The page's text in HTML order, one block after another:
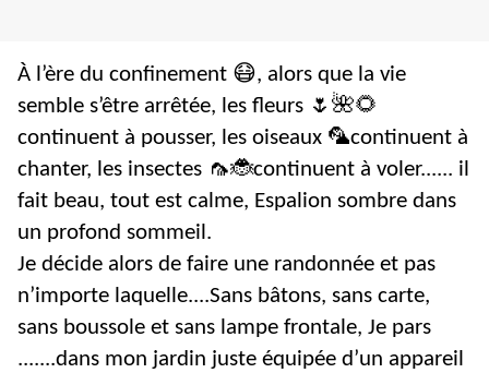
À l’ère du confinement 😷, alors que la vie
semble s’être arrêtée, les fleurs 🌷🌺🌻
continuent à pousser, les oiseaux 🦜continuent à
chanter, les insectes 🦟🐞continuent à voler...... il
fait beau, tout est calme, Espalion sombre dans
un profond sommeil.
Je décide alors de faire une randonnée et pas
n’importe laquelle....Sans bâtons, sans carte,
sans boussole et sans lampe frontale, Je pars
.......dans mon jardin juste équipée d’un appareil